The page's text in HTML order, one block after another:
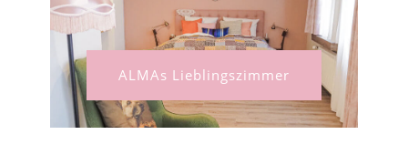
ALMAs Lieblingszimmer